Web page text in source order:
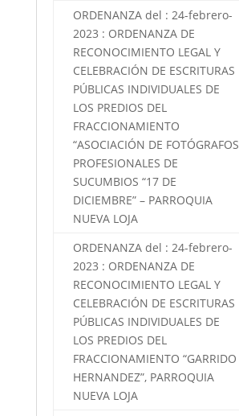
ORDENANZA del : 24-febrero-
2023 : ORDENANZA DE
RECONOCIMIENTO LEGAL Y
CELEBRACIÓN DE ESCRITURAS
PÚBLICAS INDIVIDUALES DE
LOS PREDIOS DEL
FRACCIONAMIENTO
“ASOCIACIÓN DE FOTÓGRAFOS
PROFESIONALES DE
SUCUMBIOS “17 DE
DICIEMBRE” – PARROQUIA
NUEVA LOJA
ORDENANZA del : 24-febrero-
2023 : ORDENANZA DE
RECONOCIMIENTO LEGAL Y
CELEBRACIÓN DE ESCRITURAS
PÚBLICAS INDIVIDUALES DE
LOS PREDIOS DEL
FRACCIONAMIENTO “GARRIDO
HERNANDEZ”, PARROQUIA
NUEVA LOJA